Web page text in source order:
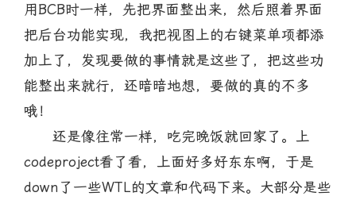
用BCB时一样，先把界面整出来，然后照着界面
把后台功能实现，我把视图上的右键菜单项都添
加上了，发现要做的事情就是这些了，把这些功
能整出来就行，还暗暗地想，要做的真的不多
哦！
还是像往常一样，吃完晚饭就回家了。上
codeproject看了看，上面好多好东东啊，于是
down了一些WTL的文章和代码下来。大部分是些